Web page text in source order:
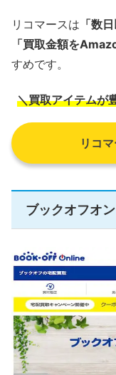
リコマースは 「数
「買取金額を
すめです。
＼買取アイテムが
リコ
ブックオフオ